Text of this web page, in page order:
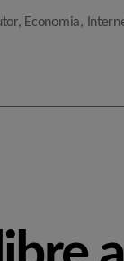
, Economia,